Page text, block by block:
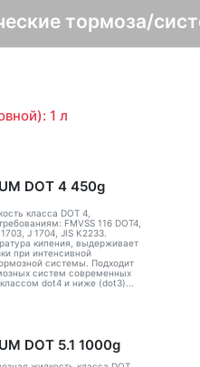
тормоза/
1 л
DOT 4 450g
класса DOT 4,
FMVSS 116 DOT4,
J 1704, JIS K2233.
кипения, выдерживает
при интенсивной
системы. Подходит
систем современных
dot4 и ниже (dot3)...
DOT 5.1 1000g